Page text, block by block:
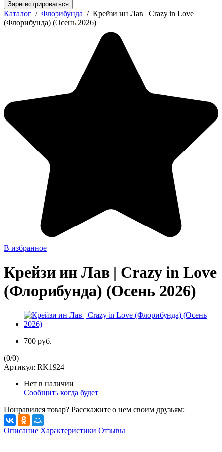
Зарегистрироваться
Каталог / Флорибунда / Крейзи ин Лав | Crazy in Love
(Флорибунда) (Осень 2026)
В избранное
Крейзи ин Лав | Crazy in Love
(Флорибунда) (Осень 2026)
700 руб.
(0/0)
Артикул: RK1924
Нет в наличии
Сообщить когда будет
Понравился товар? Расскажите о нем своим друзьям:
Описание Характеристики Отзывы